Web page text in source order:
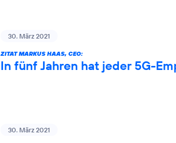
30. März 2021
ZITAT MARKUS HAAS, CEO:
In fünf Jahren hat jeder 5G-
30. März 2021